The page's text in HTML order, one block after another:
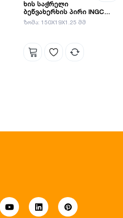
ხის საჭრელი
ბეწვახერხის პირი INGCO
SSB644D
ზომა: 150X19X1.25 მმ